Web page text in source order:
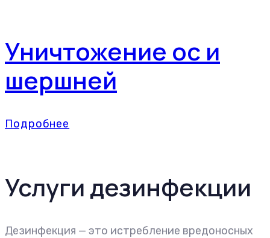
Уничтожение ос и
шершней
Подробнее
Услуги дезинфекции
Дезинфекция — это истребление вредоносных